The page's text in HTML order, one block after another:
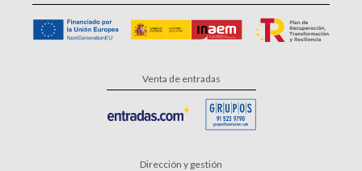
Venta de entradas
Dirección y gestión